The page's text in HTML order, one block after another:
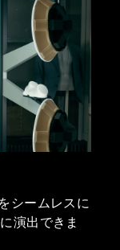
シームレスに
演出できま